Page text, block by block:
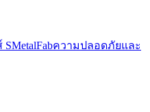
SMetalFabความปลอดภัยและ